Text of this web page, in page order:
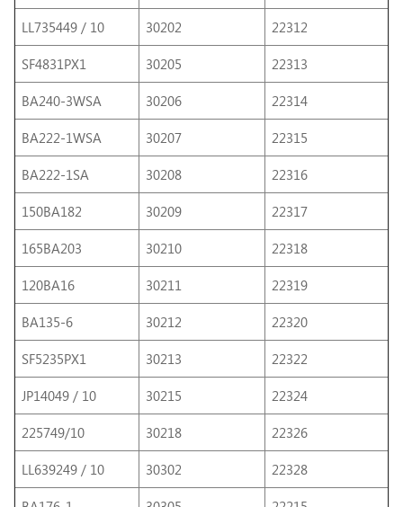
LL735449 / 10 30202 22312
SF4831PX1 30205 22313
BA240-3WSA 30206 22314
BA222-1WSA 30207 22315
BA222-1SA 30208 22316
150BA182 30209 22317
165BA203 30210 22318
120BA16 30211 22319
BA135-6 30212 22320
SF5235PX1 30213 22322
JP14049 / 10 30215 22324
225749/10 30218 22326
LL639249 / 10 30302 22328